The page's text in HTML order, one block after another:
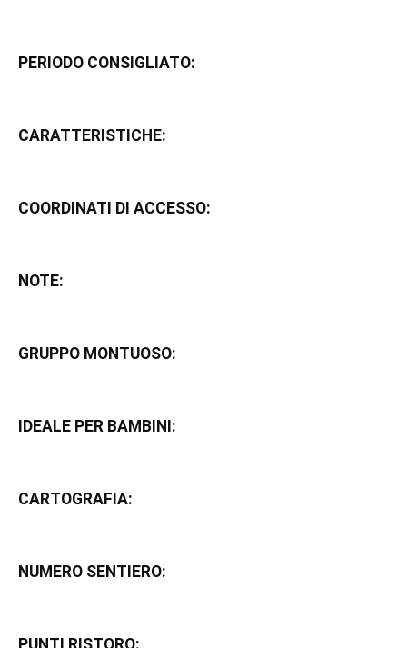
PERIODO CONSIGLIATO:
CARATTERISTICHE:
COORDINATI DI ACCESSO:
NOTE:
GRUPPO MONTUOSO:
IDEALE PER BAMBINI:
CARTOGRAFIA:
NUMERO SENTIERO:
PUNTI RISTORO: